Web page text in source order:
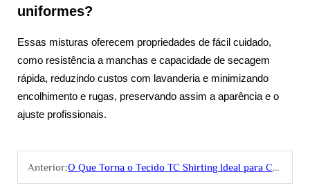
uniformes?
Essas misturas oferecem propriedades de fácil cuidado,
como resistência a manchas e capacidade de secagem
rápida, reduzindo custos com lavanderia e minimizando
encolhimento e rugas, preservando assim a aparência e o
ajuste profissionais.
Anterior:O Que Torna o Tecido TC Shirting Ideal para Camisas Confortáveis no Dia a Dia?